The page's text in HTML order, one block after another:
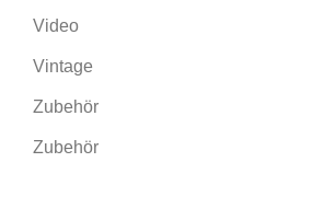
Video
Vintage
Zubehör
Zubehör